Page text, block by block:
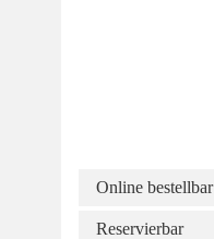
Online bestellbar
Reservierbar